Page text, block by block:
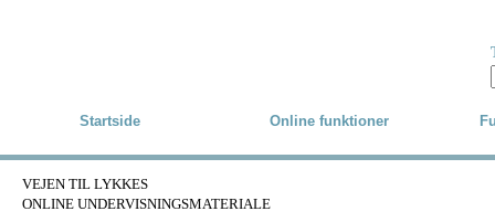
Startside Online funktioner
VEJEN TIL LYKKES
ONLINE UNDERVISNINGSMATERIALE